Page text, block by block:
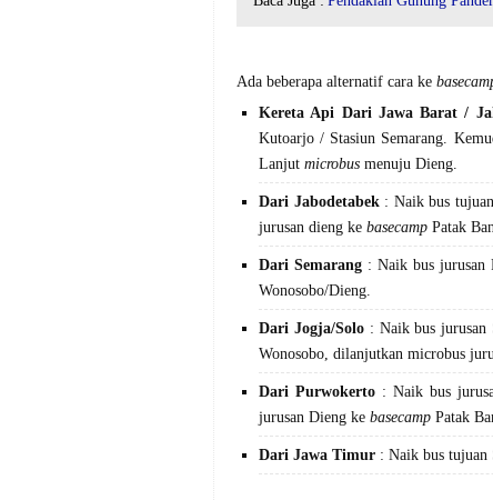
Ada beberapa alternatif cara ke
Kereta Api Dari Jawa Barat /
Kutoarjo / Stasiun Semarang.
Lanjut microbus menuju Dieng.
Dari Jabodetabek: Naik bus
jurusan dieng ke basecamp Patak
Dari Semarang: Naik bus jurusan
Wonosobo/Dieng.
Dari Jogja/Solo: Naik bus jurusan
Wonosobo, dilanjutkan microbus
Dari Purwokerto : Naik bus
jurusan Dieng ke basecamp Patak
Dari Jawa Timur : Naik bus tujuan